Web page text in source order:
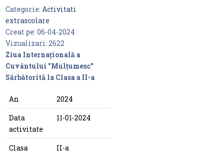
Categorie: Activitati
extrascolare
Creat pe: 06-04-2024
Vizualizari: 2622
Ziua Internațională a
Cuvântului "Mulțumesc"
Sărbătorită la Clasa a II-a
An
2024
Data
activitate
11-01-2024
Clasa
II-a